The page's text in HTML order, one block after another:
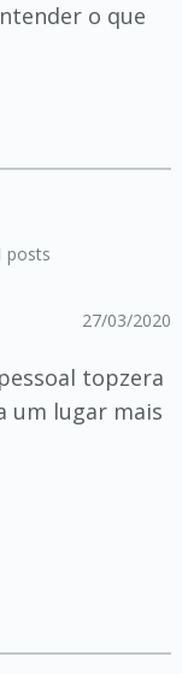
o que
posts
27/03/2020
topzera
um lugar mais